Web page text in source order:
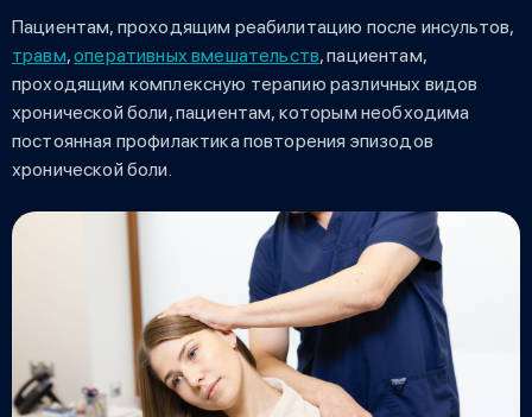
Пациентам, проходящим реабилитацию после инсультов,
травм,оперативных вмешательств, пациентам,
проходящим комплексную терапию различных видов
хронической боли, пациентам, которым необходима
постоянная профилактика повторения эпизодов
хронической боли.